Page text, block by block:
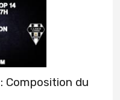
Composition du